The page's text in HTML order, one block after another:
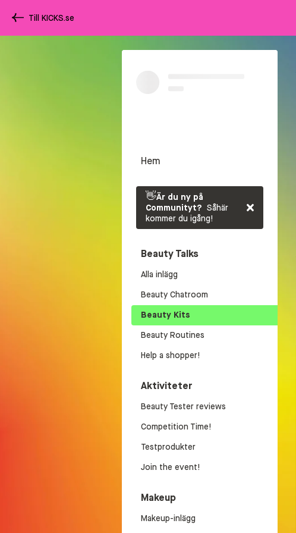
Till KICKS.se
Hem
👋Är du ny på
Communityt? Såhär
kommer du igång!
Beauty Talks
Alla inlägg
Beauty Chatroom
Beauty Kits
Beauty Routines
Help a shopper!
Aktiviteter
Beauty Tester reviews
Competition Time!
Testprodukter
Join the event!
Makeup
Makeup-inlägg